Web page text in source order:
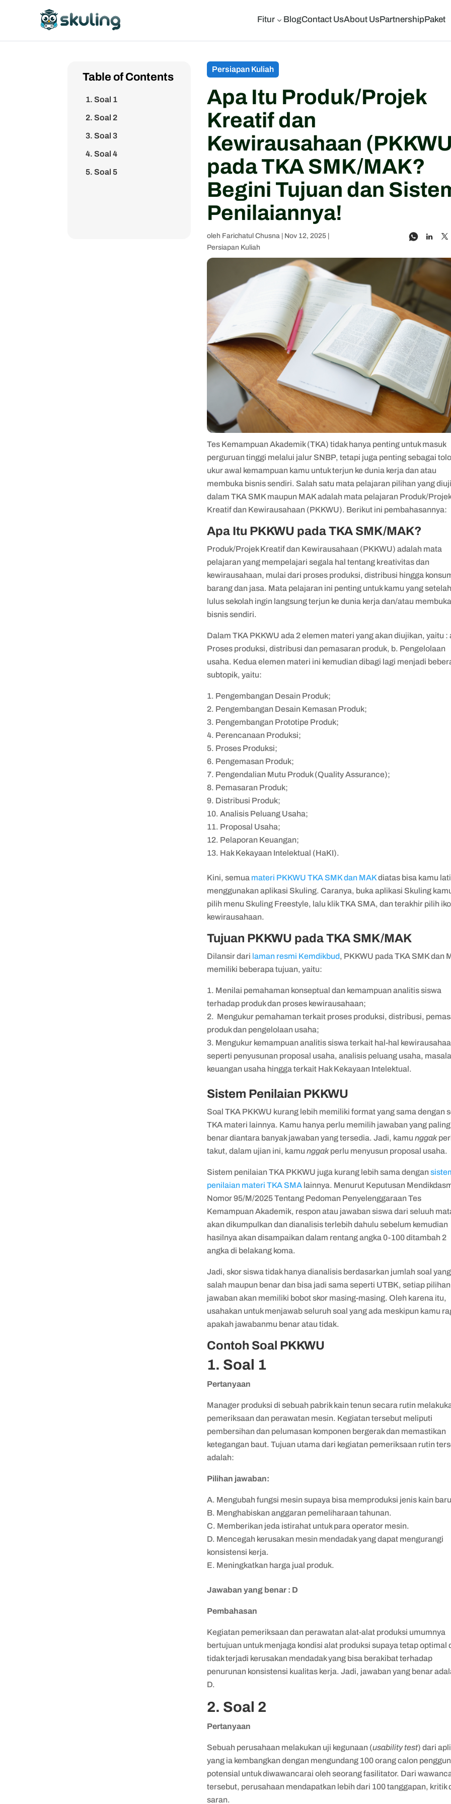
Fitur3 BlogContact UsAbout UsPartnershipPaket
Table of Contents
1. Soal 1
2. Soal 2
3. Soal 3
4. Soal 4
5. Soal 5
Persiapan Kuliah
Apa Itu Produk/Projek
Kreatif dan
Kewirausahaan
pada TKA SMK/MAK?
Begini Tujuan dan
Penilaiannya!
oleh Farichatul Chusna Nov 12, 2025
Persiapan Kuliah
Tes Kemampuan Akademik (TKA) tidak hanya penting untuk masuk
perguruan tinggi melalui jalur SNBP, tetapi juga penting sebagai
ukur awal kemampuan kamu untuk terjun ke dunia kerja dan atau
membuka bisnis sendiri. Salah satu mata pelajaran pilihan yang
dalam TKA SMK maupun MAK adalah mata pelajaran Produk/
Kreatif dan Kewirausahaan (PKKWU). Berikut ini pembahasannya:
Apa Itu PKKWU pada TKA SMK/MAK?
Produk/Projek Kreatif dan Kewirausahaan (PKKWU) adalah mata
pelajaran yang mempelajari segala hal tentang kreativitas dan
kewirausahaan, mulai dari proses produksi, distribusi hingga
barang dan jasa. Mata pelajaran ini penting untuk kamu yang setelah
lulus sekolah ingin langsung terjun ke dunia kerja dan/atau membuka
bisnis sendiri.
Dalam TKA PKKWU ada 2 elemen materi yang akan diujikan, yaitu :
Proses produksi, distribusi dan pemasaran produk, b. Pengelolaan
usaha. Kedua elemen materi ini kemudian dibagi lagi menjadi
subtopik, yaitu:
Pengembangan Desain Produk;
Pengembangan Desain Kemasan Produk;
Pengembangan Prototipe Produk;
Perencanaan Produksi;
Proses Produksi;
Pengemasan Produk;
Pengendalian Mutu Produk (Quality Assurance);
Pemasaran Produk;
Distribusi Produk;
Analisis Peluang Usaha;
Proposal Usaha;
Pelaporan Keuangan;
Hak Kekayaan Intelektual (HaKI).
Kini, semua materi PKKWU TKA SMK dan MAKdiatas bisa kamu
menggunakan aplikasi Skuling. Caranya, buka aplikasi Skuling
pilih menu Skuling Freestyle, lalu klik TKA SMA, dan terakhir pilih
kewirausahaan.
Tujuan PKKWU pada TKA SMK/MAK
Dilansir dari laman resmi Kemdikbud, PKKWU pada TKA SMK dan
memiliki beberapa tujuan, yaitu:
Menilai pemahaman konseptual dan kemampuan analitis siswa
terhadap produk dan proses kewirausahaan;
Mengukur pemahaman terkait proses produksi, distribusi,
produk dan pengelolaan usaha;
Mengukur kemampuan analitis siswa terkait hal-hal
seperti penyusunan proposal usaha, analisis peluang usaha,
keuangan usaha hingga terkait Hak Kekayaan Intelektual.
Sistem Penilaian PKKWU
Soal TKA PKKWU kurang lebih memiliki format yang sama dengan
TKA materi lainnya. Kamu hanya perlu memilih jawaban yang paling
benar diantara banyak jawaban yang tersedia. Jadi, kamunggak
takut, dalam ujian ini, kamunggakperlu menyusun proposal usaha.
Sistem penilaian TKA PKKWU juga kurang lebih sama dengan
penilaian materi TKA SMA lainnya. Menurut Keputusan
Nomor 95/M/2025 Tentang Pedoman Penyelenggaraan Tes
Kemampuan Akademik, respon atau jawaban siswa dari seluuh
akan dikumpulkan dan dianalisis terlebih dahulu sebelum kemudian
hasilnya akan disampaikan dalam rentang angka 0-100 ditambah 2
angka di belakang koma.
Jadi, skor siswa tidak hanya dianalisis berdasarkan jumlah soal yang
salah maupun benar dan bisa jadi sama seperti UTBK, setiap pilihan
jawaban akan memiliki bobot skor masing-masing. Oleh karena itu,
usahakan untuk menjawab seluruh soal yang ada meskipun kamu
apakah jawabanmu benar atau tidak.
Contoh Soal PKKWU
1. Soal 1
Pertanyaan
Manager produksi di sebuah pabrik kain tenun secara rutin
pemeriksaan dan perawatan mesin. Kegiatan tersebut meliputi
pembersihan dan pelumasan komponen bergerak dan memastikan
ketegangan baut. Tujuan utama dari kegiatan pemeriksaan rutin
adalah:
Pilihan jawaban:
Mengubah fungsi mesin supaya bisa memproduksi jenis kain
Menghabiskan anggaran pemeliharaan tahunan.
Memberikan jeda istirahat untuk para operator mesin.
Mencegah kerusakan mesin mendadak yang dapat mengurangi
konsistensi kerja.
Meningkatkan harga jual produk.
Jawaban yang benar : D
Pembahasan
Kegiatan pemeriksaan dan perawatan alat-alat produksi umumnya
bertujuan untuk menjaga kondisi alat produksi supaya tetap optimal
tidak terjadi kerusakan mendadak yang bisa berakibat terhadap
penurunan konsistensi kualitas kerja. Jadi, jawaban yang benar
D.
2. Soal 2
Pertanyaan
Sebuah perusahaan melakukan uji kegunaan (usability test) dari
yang ia kembangkan dengan mengundang 100 orang calon
potensial untuk diwawancarai oleh seorang fasilitator. Dari
tersebut, perusahaan mendapatkan lebih dari 100 tanggapan, kritik
saran.